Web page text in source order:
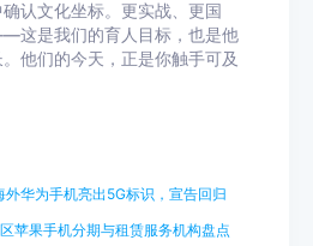
认文化坐标。更实战、更国
这是我们的育人目标，也是他
他们的今天，正是你触手可及
外华为手机亮出5G标识，宣告回归
苹果手机分期与租赁服务机构盘点